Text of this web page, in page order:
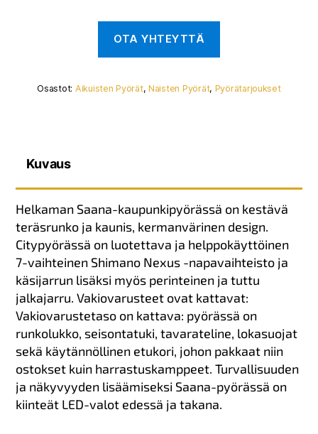
Osastot: Aikuisten Pyörät,Naisten Pyörät, Pyörätarjoukset
Kuvaus
Helkaman Saana-kaupunkipyörässä on kestävä
teräsrunko ja kaunis, kermanvärinen design.
Citypyörässä on luotettava ja helppokäyttöinen
7-vaihteinen Shimano Nexus -napavaihteisto ja
käsijarrun lisäksi myös perinteinen ja tuttu
jalkajarru. Vakiovarusteet ovat kattavat:
Vakiovarustetaso on kattava: pyörässä on
runkolukko, seisontatuki, tavarateline, lokasuojat
sekä käytännöllinen etukori, johon pakkaat niin
ostokset kuin harrastuskamppeet. Turvallisuuden
ja näkyvyyden lisäämiseksi Saana-pyörässä on
kiinteät LED-valot edessä ja takana.